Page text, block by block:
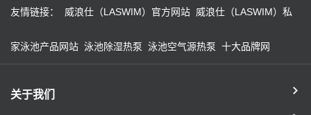
友情链接： 威浪仕（LASWIM）官方网站 威浪仕（LASWIM）私
家泳池产品网站 泳池除湿热泵 泳池空气源热泵 十大品牌网
关于我们